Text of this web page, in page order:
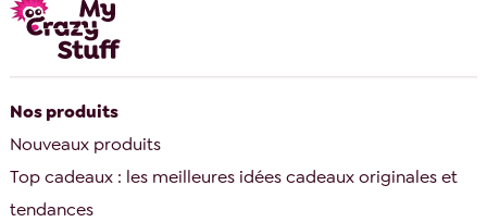
Nos produits
Nouveaux produits
Top cadeaux : les meilleures idées cadeaux originales et
tendances